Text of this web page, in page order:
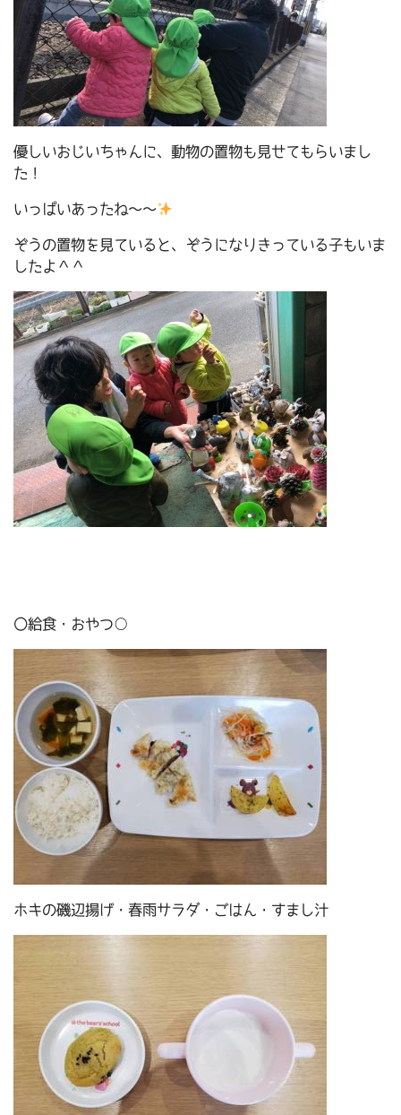
優しいおじいちゃんに、動物の置物も見せてもらいまし
た！
いっぱいあったね～～
ぞうの置物を見ていると、ぞうになりきっている子もいま
したよ＾＾
〇給食・おやつ○
ホキの磯辺揚げ・春雨サラダ・ごはん・すまし汁